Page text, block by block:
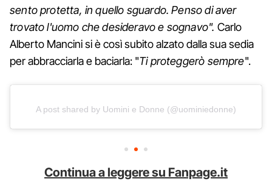
sento protetta, in quello sguardo. Penso di aver
trovato l'uomo che desideravo e sognavo". Carlo
Alberto Mancini si è così subito alzato dalla sua sedia
per abbracciarla e baciarla: "Ti proteggerò sempre".
A post shared by Uomini e Donne (@uominiedonne)
Continua a leggere su Fanpage.it